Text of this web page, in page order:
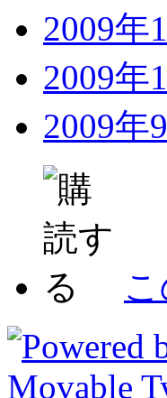
2009年
2009年
2009年